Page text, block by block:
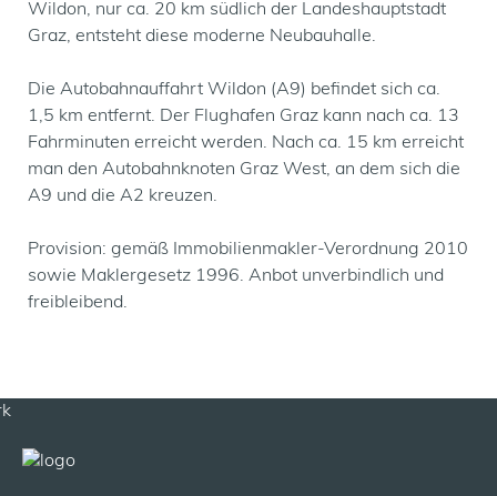
Wildon, nur ca. 20 km südlich der Landeshauptstadt
Graz, entsteht diese moderne Neubauhalle.
Die Autobahnauffahrt Wildon (A9) befindet sich ca.
1,5 km entfernt. Der Flughafen Graz kann nach ca. 13
Fahrminuten erreicht werden. Nach ca. 15 km erreicht
man den Autobahnknoten Graz West, an dem sich die
A9 und die A2 kreuzen.
Provision: gemäß Immobilienmakler-Verordnung 2010
sowie Maklergesetz 1996. Anbot unverbindlich und
freibleibend.